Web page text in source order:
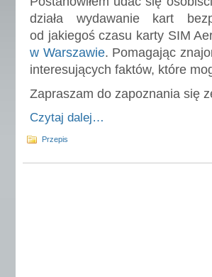
działa wydawanie kart
od jakiegoś czasu karty SIM
w Warszawie. Pomagając
interesujących faktów, które
Zapraszam do zapoznania się
Czytaj dalej…
Przepis